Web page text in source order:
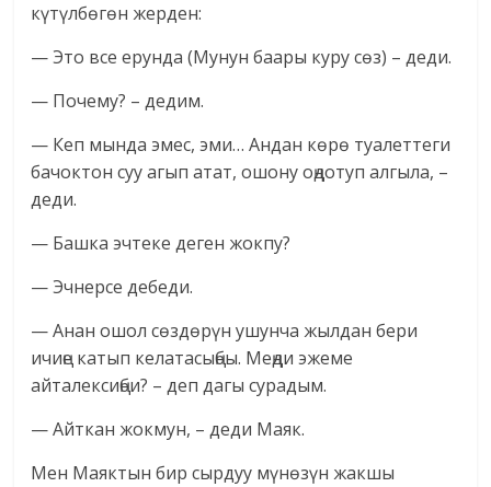
күтүлбөгөн жерден:
— Это все ерунда (Мунун баары куру сөз) – деди.
— Почему? – дедим.
— Кеп мында эмес, эми… Андан көрө туалеттеги
бачоктон суу агып атат, ошону оңдотуп алгыла, –
деди.
— Башка эчтеке деген жокпу?
— Эчнерсе дебеди.
— Анан ошол сөздөрүн ушунча жылдан бери
ичиңе катып келатасыңбы. Меңди эжеме
айталексиңби? – деп дагы сурадым.
— Айткан жокмун, – деди Маяк.
Мен Маяктын бир сырдуу мүнөзүн жакшы